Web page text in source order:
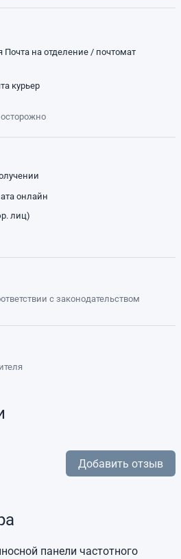
Почта на отделение / почтомат
курьер
онлайн
лиц)
с законодательством
Добавить отзыв
панели частотного